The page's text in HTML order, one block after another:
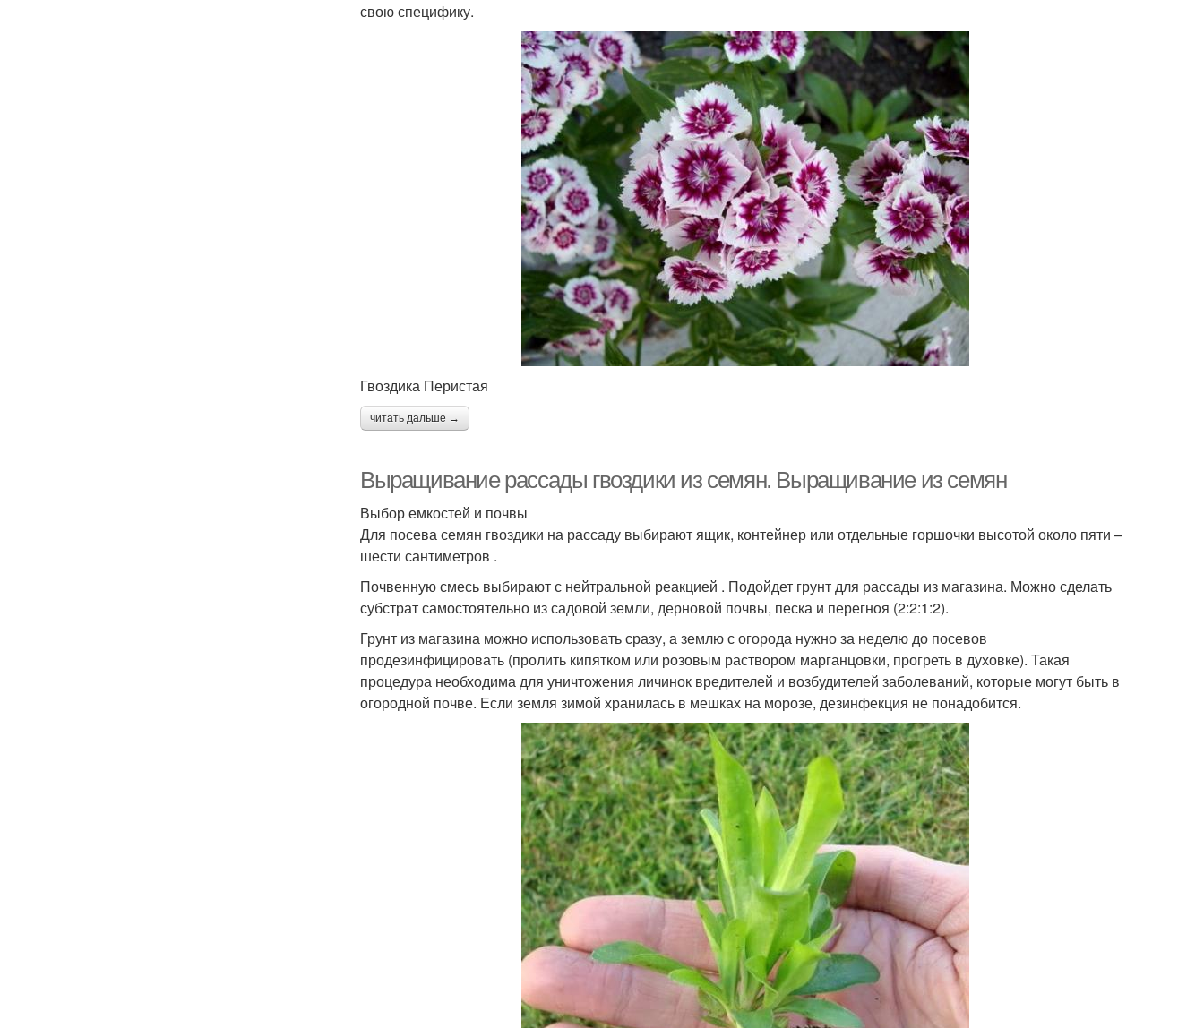
свою специфику.
Гвоздика Перистая
читать дальше →
Выращивание рассады гвоздики из семян. Выращивание из семян
Выбор емкостей и почвы
Для посева семян гвоздики на рассаду выбирают ящик, контейнер или отдельные горшочки высотой около пяти –
шести сантиметров .
Почвенную смесь выбирают с нейтральной реакцией . Подойдет грунт для рассады из магазина. Можно сделать
субстрат самостоятельно из садовой земли, дерновой почвы, песка и перегноя (2:2:1:2).
Грунт из магазина можно использовать сразу, а землю с огорода нужно за неделю до посевов
продезинфицировать (пролить кипятком или розовым раствором марганцовки, прогреть в духовке). Такая
процедура необходима для уничтожения личинок вредителей и возбудителей заболеваний, которые могут быть в
огородной почве. Если земля зимой хранилась в мешках на морозе, дезинфекция не понадобится.